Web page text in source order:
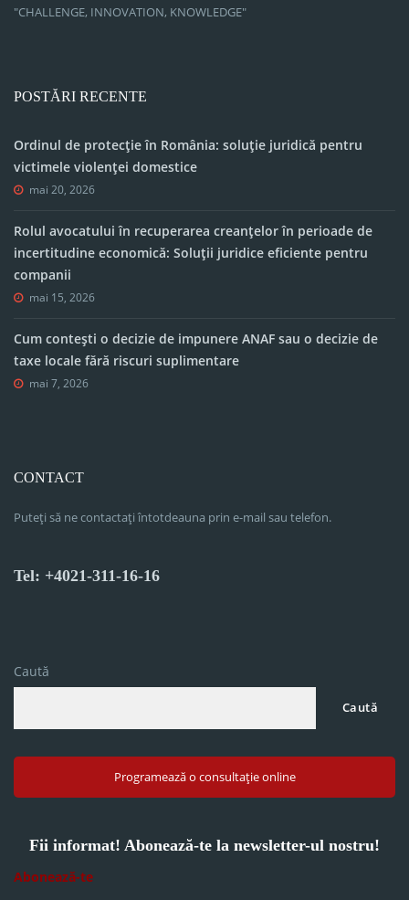
"CHALLENGE, INNOVATION, KNOWLEDGE"
POSTĂRI RECENTE
Ordinul de protecție în România: soluție juridică pentru
victimele violenței domestice
mai 20, 2026
Rolul avocatului în recuperarea creanțelor în perioade de
incertitudine economică: Soluții juridice eficiente pentru
companii
mai 15, 2026
Cum contești o decizie de impunere ANAF sau o decizie de
taxe locale fără riscuri suplimentare
mai 7, 2026
CONTACT
Puteți să ne contactați întotdeauna prin e-mail sau telefon.
Tel: +4021-311-16-16
Caută
Caută
Programează o consultație online
Fii informat! Abonează-te la newsletter-ul nostru!
Abonează-te